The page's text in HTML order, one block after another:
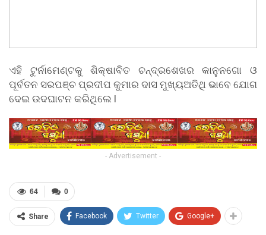
ଏହି ଟୁର୍ନାମେଣ୍ଟକୁ ଶିକ୍ଷାବିତ ଚନ୍ଦ୍ରଶେଖର କାନୁନଗୋ ଓ
ପୂର୍ବତନ ସରପଞ୍ଚ ପ୍ରଦୀପ କୁମାର ଦାସ ମୁଖ୍ୟଅତିଥି ଭାବେ ଯୋଗ
ଦେଇ ଉଦଘାଟନ କରିଥିଲେ l
- Advertisement -
0
64
Share Facebook Twitter Google+